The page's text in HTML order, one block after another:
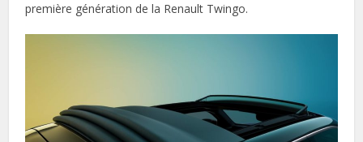
première génération de la Renault Twingo.